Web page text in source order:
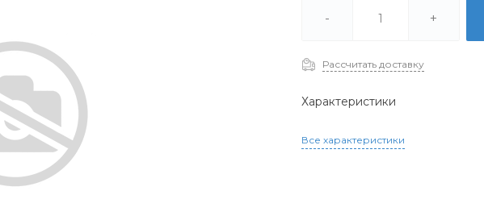
- +
Рассчитать доставку
Характеристики
Все характеристики